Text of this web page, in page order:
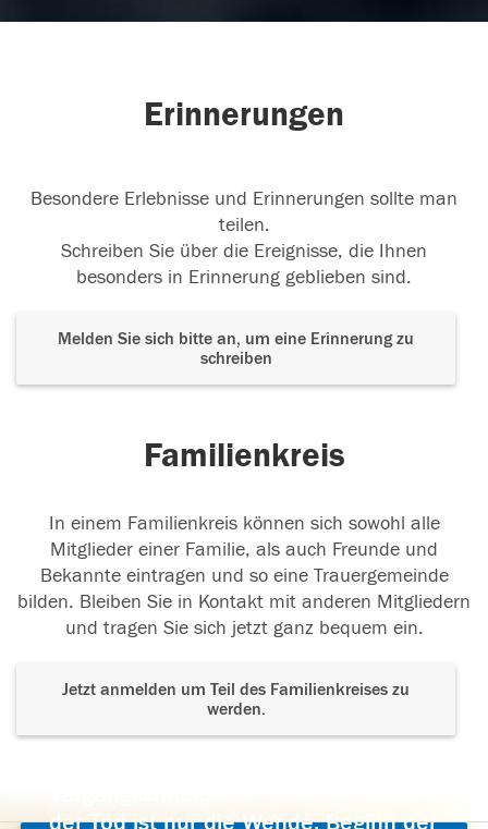
Erinnerungen
Besondere Erlebnisse und Erinnerungen sollte man
teilen.
Schreiben Sie über die Ereignisse, die Ihnen
besonders in Erinnerung geblieben sind.
Melden Sie sich bitte an, um eine Erinnerung zu
schreiben
Familienkreis
In einem Familienkreis können sich sowohl alle
Mitglieder einer Familie, als auch Freunde und
Bekannte eintragen und so eine Trauergemeinde
bilden. Bleiben Sie in Kontakt mit anderen Mitgliedern
und tragen Sie sich jetzt ganz bequem ein.
Jetzt anmelden um Teil des Familienkreises zu
werden.
der Tod ist nur die Wende, Beginn der